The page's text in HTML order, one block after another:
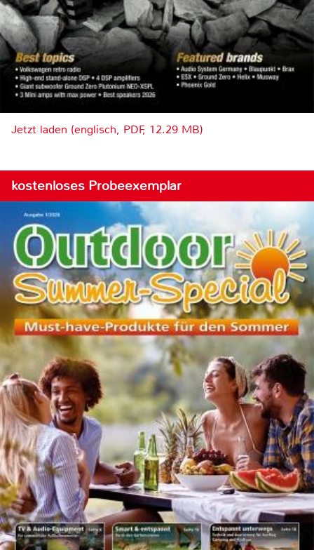
Jetzt laden (englisch, PDF, 12.29 MB)
kostenloses Probeexemplar